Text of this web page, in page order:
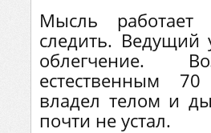
Мысль работает
следить. Ведущий
облегчение.
естественным
владел телом и
почти не устал.